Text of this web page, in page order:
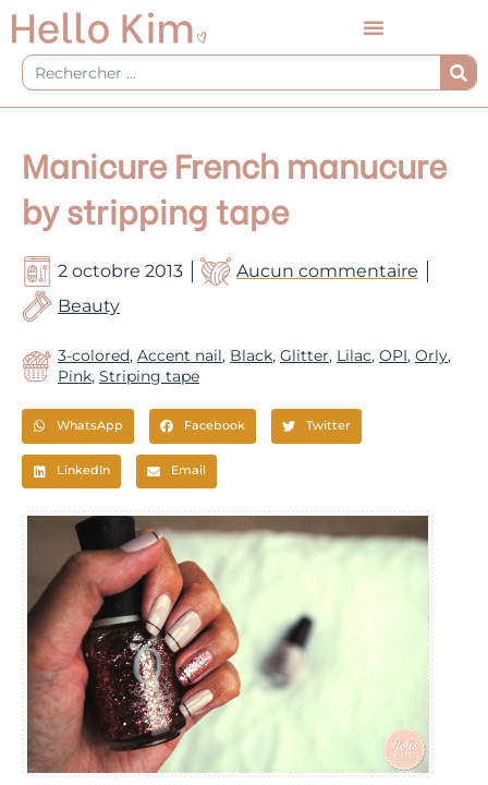
Aller
au
contenu
Rechercher
Manicure French manucure
by stripping tape
2 octobre 2013
Aucun commentaire
Beauty
3-colored, Accent nail, Black, Glitter, Lilac, OPI, Orly,
Pink, Striping tape
WhatsApp Facebook Twitter
LinkedIn Email